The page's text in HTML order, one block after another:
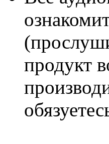
продукт